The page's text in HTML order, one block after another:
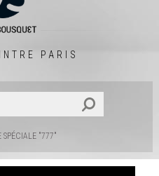
PARIS
SPÉCIALE "777"